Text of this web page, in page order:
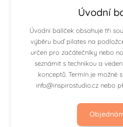
Úvodní
Úvodní balíček obsahuje tři
výběru buď pilates na
určen pro začátečníky nebo
seznámit s technikou a
konceptů. Termín je možné
info@inspirostudio.cz nebo